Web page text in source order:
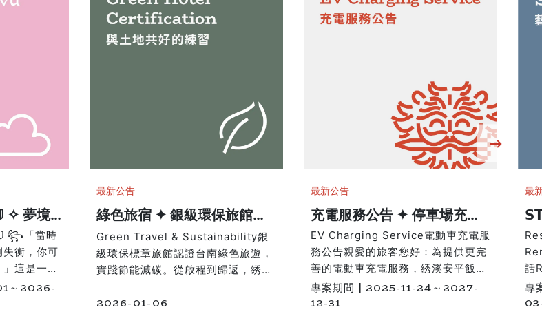
✧ 夢境
꧂「當時
衡，你可
這是一場
，在台南
被日常撕
～2026-
最新公告
綠色旅宿 ✦ 銀級環保旅館認
證
Green Travel & Sustainability銀
級環保標章旅館認證台南綠色旅遊，
實踐節能減碳。從啟程到歸返，綉溪
變成日常語彙，將旅行轉化為一種低
2026-01-06
最新公告
充電服務公告 ✦ 停車場充電
樁
EV Charging Service電動車充電服
務公告親愛的旅客您好：為提供更完
善的電動車充電服務，綉溪安平飯店
充電樁收費標準如下：收費標準每度
電 8.5 元🅿️ 停車位配置A館 地下停
專案期間 | 2025-11-24～2027-
12-31
最
話
重
再
專